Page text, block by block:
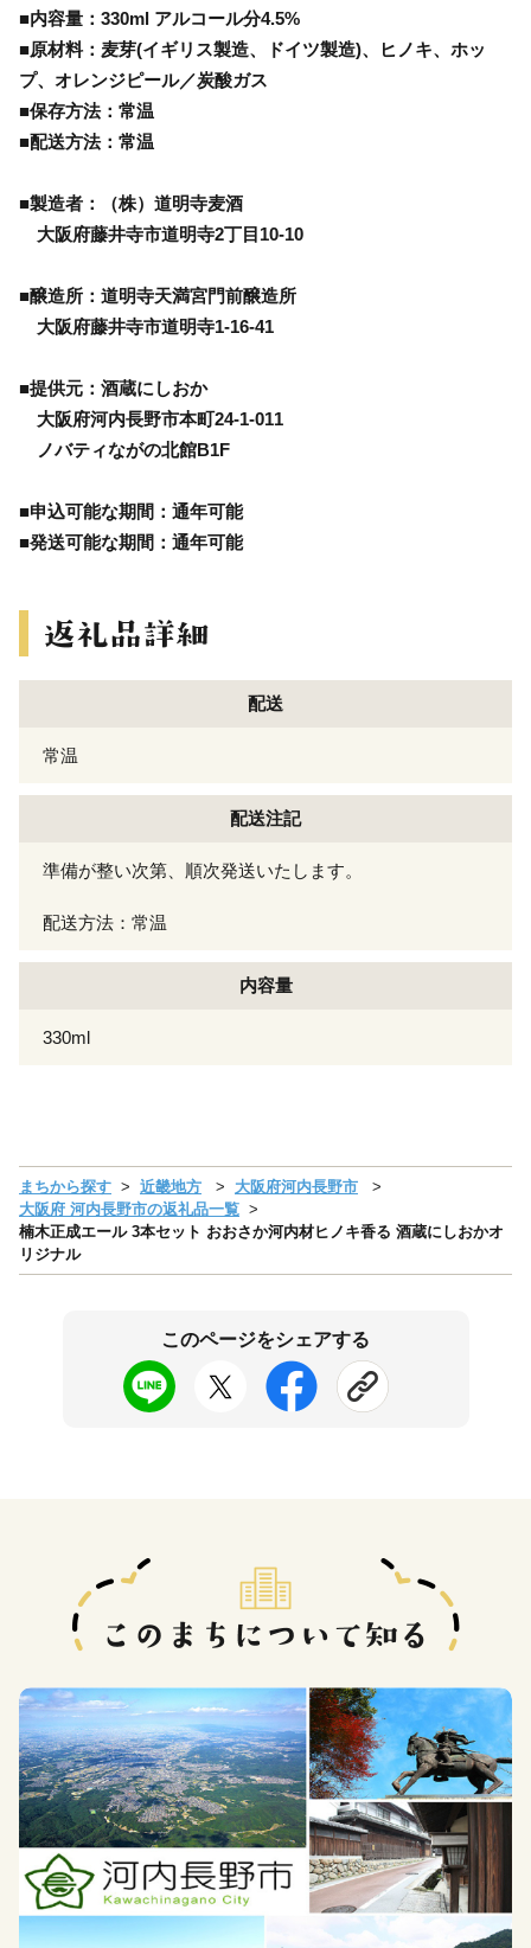
■内容量：330ml アルコール分4.5%
■原材料：麦芽(イギリス製造、ドイツ製造)、ヒノキ、ホッ
プ、オレンジピール／炭酸ガス
■保存方法：常温
■配送方法：常温
■製造者：（株）道明寺麦酒
大阪府藤井寺市道明寺2丁目10-10
■醸造所：道明寺天満宮門前醸造所
大阪府藤井寺市道明寺1-16-41
■提供元：酒蔵にしおか
大阪府河内長野市本町24-1-011
ノバティながの北館B1F
■申込可能な期間：通年可能
■発送可能な期間：通年可能
配送
常温
配送注記
準備が整い次第、順次発送いたします。
配送方法：常温
内容量
330ml
まちから探す 近畿地方
大阪府河内長野市
大阪府 河内長野市の返礼品一覧
楠木正成エール 3本セット おおさか河内材ヒノキ香る 酒蔵にしおかオ
リジナル
このページをシェアする